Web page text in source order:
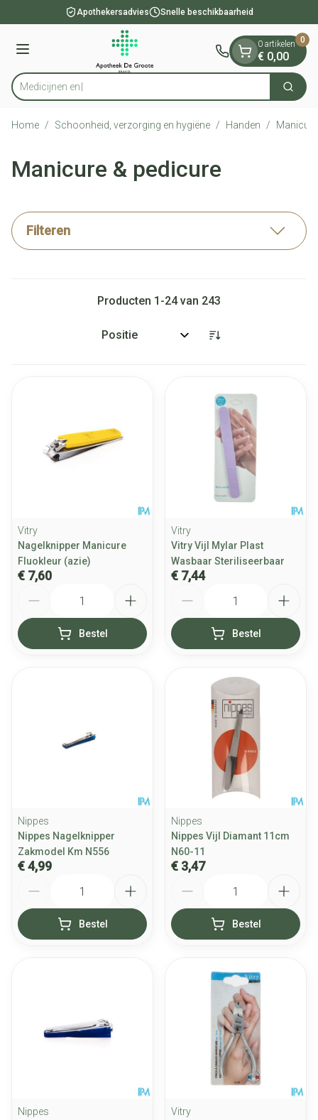
Ga naar de inhoudApothekersadvies Snelle beschikbaarheid
Menu
Product, merk, categorie... Zoek
0 artikelen
€ 0,00
0
Home / Schoonheid, verzorging en hygiëne / Handen /
Manicure & pedicure
Filteren
Producten 1 -24van 243
Sorteer op:
Vitry
Nagelknipper Manicure
Fluokleur (azie)
€ 7,60
Bestel
Vitry
Vitry Vijl Mylar Plast
Wasbaar Steriliseerbaar
€ 7,44
Bestel
Nippes
Nippes Nagelknipper
Zakmodel Km N556
€ 4,99
Bestel
Nippes
Nippes Vijl Diamant 11cm
N60-11
€ 3,47
Bestel
Nippes
Vitry